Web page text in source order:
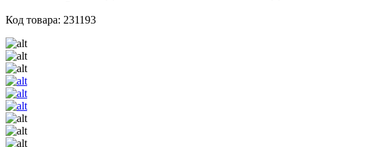
Код товара: 231193